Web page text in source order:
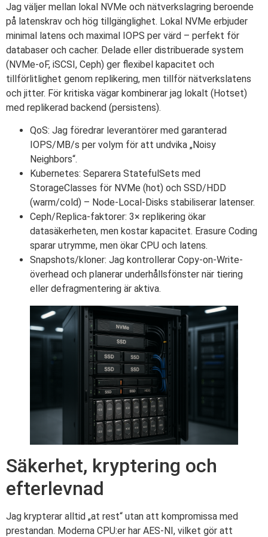
Jag väljer mellan lokal NVMe och nätverkslagring beroende
på latenskrav och hög tillgänglighet. Lokal NVMe erbjuder
minimal latens och maximal IOPS per värd – perfekt för
databaser och cacher. Delade eller distribuerade system
(NVMe-oF, iSCSI, Ceph) ger flexibel kapacitet och
tillförlitlighet genom replikering, men tillför nätverkslatens
och jitter. För kritiska vägar kombinerar jag lokalt (Hotset)
med replikerad backend (persistens).
QoS: Jag föredrar leverantörer med garanterad
IOPS/MB/s per volym för att undvika „Noisy
Neighbors“.
Kubernetes: Separera StatefulSets med
StorageClasses för NVMe (hot) och SSD/HDD
(warm/cold) – Node-Local-Disks stabiliserar latenser.
Ceph/Replica-faktorer: 3× replikering ökar
datasäkerheten, men kostar kapacitet. Erasure Coding
sparar utrymme, men ökar CPU och latens.
Snapshots/kloner: Jag kontrollerar Copy-on-Write-
överhead och planerar underhållsfönster när tiering
eller defragmentering är aktiva.
Säkerhet, kryptering och
efterlevnad
Jag krypterar alltid „at rest“ utan att kompromissa med
prestandan. Moderna CPU:er har AES-NI, vilket gör att